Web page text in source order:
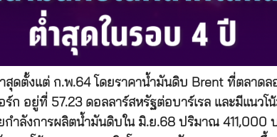
ดตั้งแต่ ก.พ.64 โดยราคาน้ำมันดิบ Brent ที่ตลาด
ก อยู่ที่ 57.23 ดอลลาร์สหรัฐต่อบาร์เรล และมีแนว
ำลังการผลิตน้ำมันดิบใน มิ.ย.68 ปริมาณ 411,000